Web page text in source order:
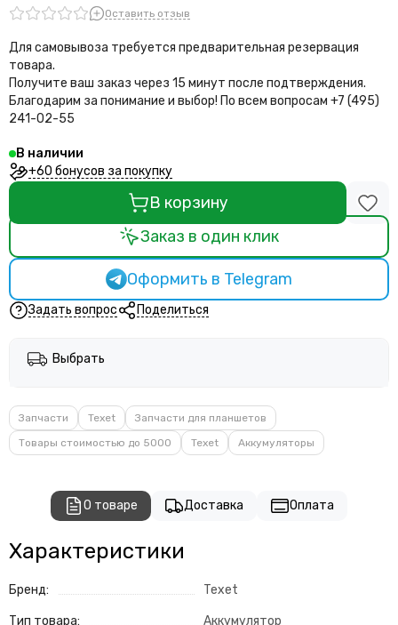
Оставить отзыв
Для самовывоза требуется предварительная резервация
товара.
Получите ваш заказ через 15 минут после подтверждения.
Благодарим за понимание и выбор! По всем вопросам +7 (495)
241-02-55
В наличии
+60 бонусов за покупку
В корзину
Заказ в один клик
Оформить в Telegram
Задать вопрос Поделиться
Выбрать
Запчасти Texet
Запчасти для планшетов
Товары стоимостью до 5000
Texet Аккумуляторы
О товаре Доставка Оплата
Характеристики
Бренд: Texet
Тип товара: Аккумулятор